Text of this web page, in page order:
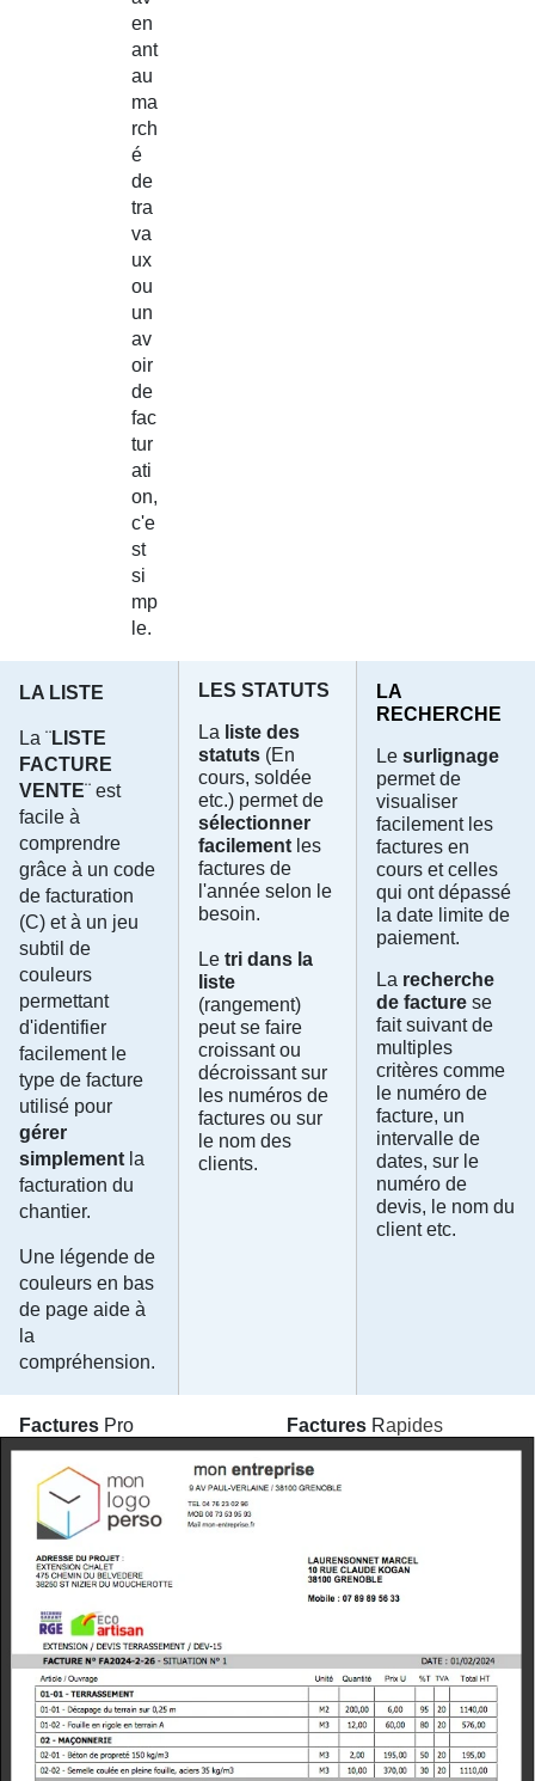
en
ant
au
ma
rch
é
de
tra
va
ux
ou
un
av
oir
de
fac
tur
ati
on,
c'e
st
si
mp
le.
LA LISTE
La ¨LISTE
FACTURE
VENTE¨ est
facile à
comprendre
grâce à un code
de facturation
(C) et à un jeu
subtil de
couleurs
permettant
d'identifier
facilement le
type de facture
utilisé pour
gérer
simplement la
facturation du
chantier.
Une légende de
couleurs en bas
de page aide à
la
compréhension.
LES STATUTS
La liste des
statuts (En
cours, soldée
etc.) permet de
sélectionner
facilement les
factures de
l'année selon le
besoin.
Letri dans la
liste
(rangement)
peut se faire
croissant ou
décroissant sur
les numéros de
factures ou sur
le nom des
clients.
LA
RECHERCHE
Le surlignage
permet de
visualiser
facilement les
factures en
cours et celles
qui ont dépassé
la date limite de
paiement.
La recherche
de facturese
fait suivant de
multiples
critères comme
le numéro de
facture, un
intervalle de
dates, sur le
numéro de
devis, le nom du
client etc.
Factures Pro Factures Rapides